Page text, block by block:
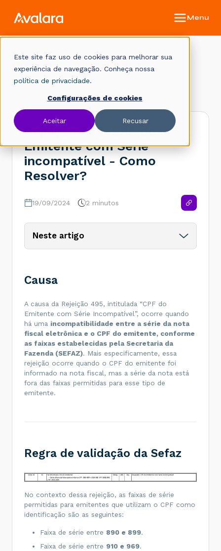
Este site faz uso de cookies para melhorar sua
experiência de navegação. Conheça nossa
política de privacidade.
Configurações de cookies
Aceitar Recusar
Base de conhecimento
Rejeição 495: CPF do
Emitente com Série
incompatível - Como
Resolver?
19/09/2024 2 minutos
Neste artigo
Causa
A causa da Rejeição 495, intitulada “CPF do
Emitente com Série Incompatível”, ocorre quando
há uma incompatibilidade entre a série da nota
fiscal eletrônica e o CPF do emitente, conforme
as faixas estabelecidas pela Secretaria da
Fazenda (SEFAZ). Mais especificamente, essa
rejeição ocorre quando o CPF do emitente foi
informado na nota fiscal, mas a série da nota está
fora das faixas permitidas para esse tipo de
emitente.
Regra de validação da Sefaz
No contexto dessa rejeição, as faixas de série
permitidas para emitentes que utilizam o CPF como
identificação são as seguintes:
Faixa de série entre 890 e 899.
Faixa de série entre 910 e 969.